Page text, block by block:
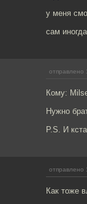
у меня
сам
отправлено
Кому:
Нужно
P.S. И
отправлено
Как тоже